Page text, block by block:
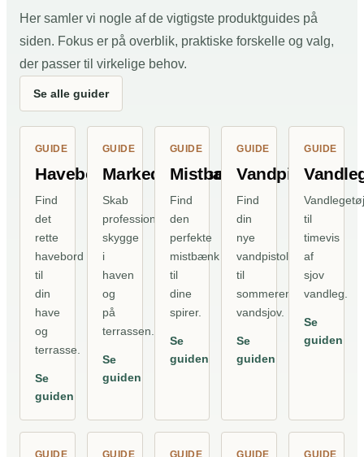
Her samler vi nogle af de vigtigste produktguides på
siden. Fokus er på overblik, praktiske forskelle og valg,
der passer til virkelige behov.
Se alle guider
GUIDE
Havebord
Find
det
rette
havebord
til
din
have
og
terrasse.
Se
guiden
GUIDE
Markedsparasol
Skab
professionel
skygge
i
haven
og
på
terrassen.
Se
guiden
GUIDE
Mistbænk
Find
den
perfekte
mistbænk
til
dine
spirer.
Se
guiden
GUIDE
Vandpistol
Find
din
nye
vandpistol
til
sommerens
vandsjov.
Se
guiden
GUIDE
til
timevis
af
sjov
vandleg.
Se
guiden
GUIDE GUIDE GUIDE GUIDE GUIDE